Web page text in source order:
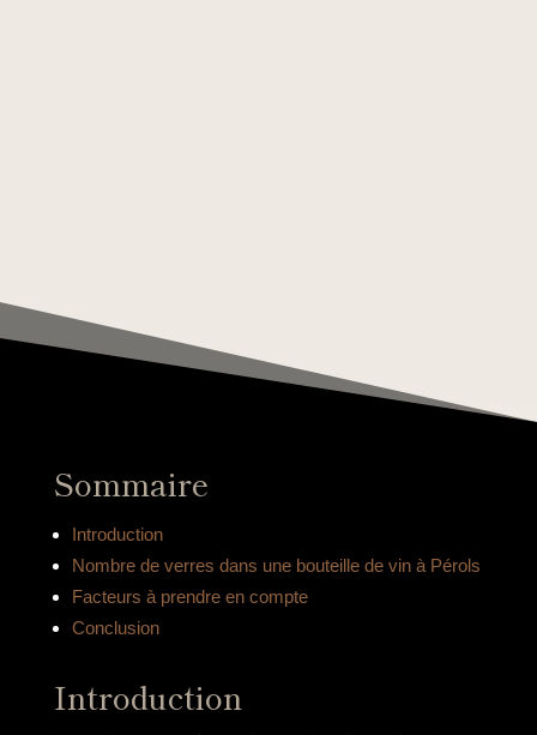
Sommaire
Introduction
Nombre de verres dans une bouteille de vin à Pérols
Facteurs à prendre en compte
Conclusion
Introduction